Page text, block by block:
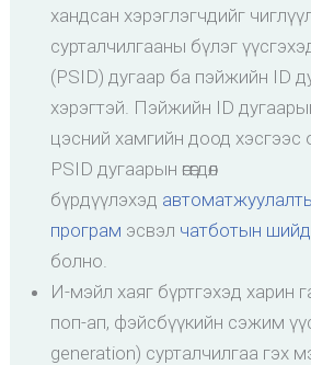
хандсан хэрэглэгчдийг
сурталчилгааны бүлэг
(PSID) дугаар ба пэйжийн ID
хэрэгтэй. Пэйжийн ID
цэсний хамгийн доод
PSID дугаарын өгөгдөл
бүрдүүлэхэд
програм эсвэл чатботын
болно.
И-мэйл хаяг бүртгэхэд харин
поп-ап, фэйсбүүкийн сэжим
generation) сурталчилгаа гэх